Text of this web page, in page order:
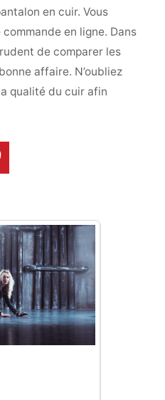
en cuir. Vous
en ligne. Dans
de comparer les
affaire. N’oubliez
qualité du cuir afin